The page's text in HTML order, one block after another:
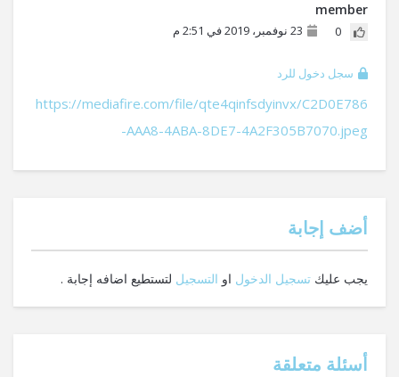
member
0 23 نوفمبر، 2019 في 2:51 م
سجل دخول للرد
https://mediafire.com/file/qte4qinfsdyinvx/C2D0E786
-AAA8-4ABA-8DE7-4A2F305B7070.jpeg
‫أضف إجابة
يجب عليك تسجيل الدخول او التسجيل لتستطيع اضافه إجابة .
أسئلة متعلقة